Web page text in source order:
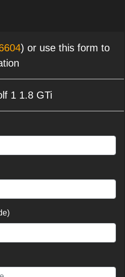
) or use this form to
1 1.8 GTi